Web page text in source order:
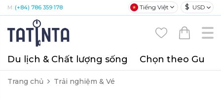
M: (+84) 786 359 178 Tiếng Việt $ USD
Du lịch & Chất lượng sống Chọn theo Gu
Trang chủ Trải nghiệm & Vé